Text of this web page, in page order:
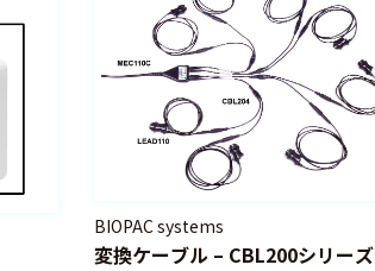
BIOPAC systems
変換ケーブル – CBL200シリーズ